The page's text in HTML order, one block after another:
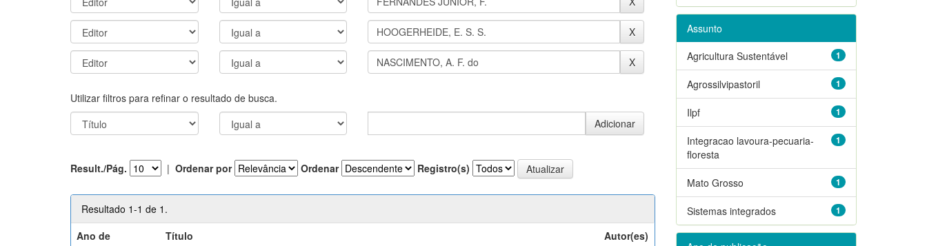
Utilizar filtros para refinar o resultado de busca.
Result./Pág. | Ordenar por Ordenar Registro(s)
Resultado 1-1 de 1.
Ano de
Título Autor(es)
Assunto
1
Agricultura Sustentável
1
Agrossilvipastoril
1
Ilpf
1
Integracao lavoura-pecuaria-
floresta
1
Mato Grosso
1
Sistemas integrados